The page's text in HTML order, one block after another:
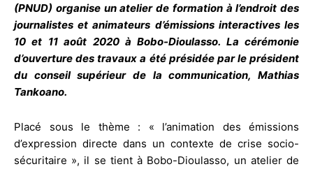
(PNUD) organise un atelier de formation à l’endroit des
journalistes et animateurs d’émissions interactives les
10 et 11 août 2020 à Bobo-Dioulasso. La cérémonie
d’ouverture des travaux a été présidée par le président
du conseil supérieur de la communication, Mathias
Tankoano.
Placé sous le thème : « l’animation des émissions
d’expression directe dans un contexte de crise socio-
sécuritaire », il se tient à Bobo-Dioulasso, un atelier de